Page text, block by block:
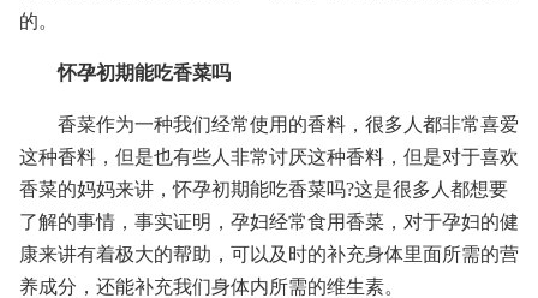
的。
怀孕初期能吃香菜吗
香菜作为一种我们经常使用的香料，很多人都非常喜爱
这种香料，但是也有些人非常讨厌这种香料，但是对于喜欢
香菜的妈妈来讲，怀孕初期能吃香菜吗?这是很多人都想要
了解的事情，事实证明，孕妇经常食用香菜，对于孕妇的健
康来讲有着极大的帮助，可以及时的补充身体里面所需的营
养成分，还能补充我们身体内所需的维生素。